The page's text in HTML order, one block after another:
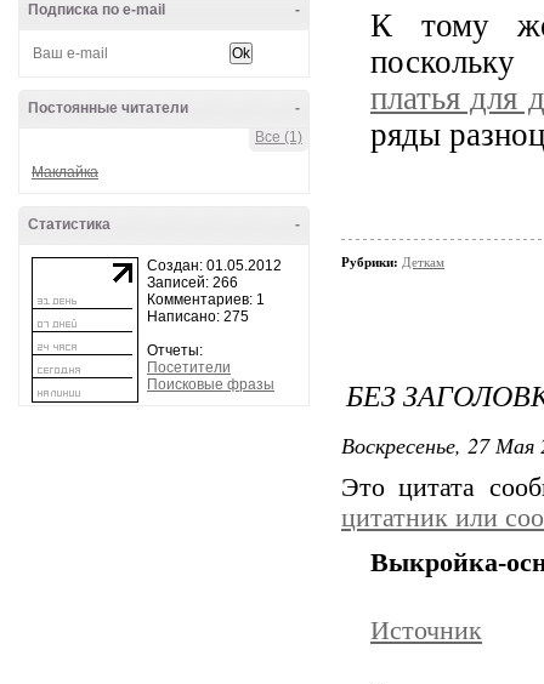
-
Подписка по e-mail
-
Постоянные читатели
Все (1)
Маклайка
-
Статистика
Создан: 01.05.2012
Записей: 266
Комментариев: 1
Написано: 275
Отчеты:
Посетители
Поисковые фразы
К тому
платья для
ряды
Рубрики: Деткам
БЕЗ
Воскресенье, 27
Это цитата
цитатник или
Выкройка-
Источник